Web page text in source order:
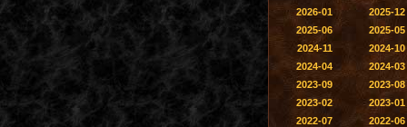
2026-01
2025-12
2025-06
2025-05
2024-11
2024-10
2024-04
2024-03
2023-09
2023-08
2023-02
2023-01
2022-07
2022-06